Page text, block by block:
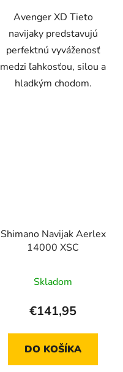
Avenger XD Tieto
navijaky predstavujú
perfektnú vyváženosť
medzi ľahkosťou, silou a
hladkým chodom.
Shimano Navijak Aerlex
14000 XSC
Skladom
€141,95
DO KOŠÍKA